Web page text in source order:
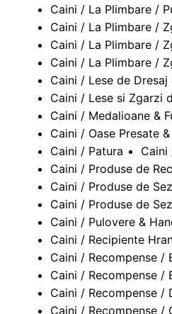
Caini / La Plimbare /
Caini / La Plimbare /
Caini / La Plimbare /
Caini / La Plimbare /
Caini / Lese de Dresaj
Caini / Lese si Zgarzi
Caini / Medalioane &
Caini / Oase Presate
Caini / Patura
Caini
Caini / Produse de
Caini / Produse de
Caini / Produse de
Caini / Pulovere &
Caini / Recipiente
Caini / Recompense /
Caini / Recompense /
Caini / Recompense /
Caini / Recompense /